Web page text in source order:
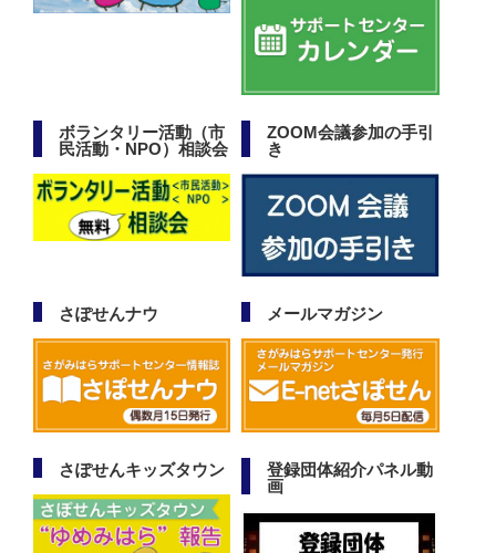
ボランタリー活動（市
民活動・NPO）相談会
ZOOM会議参加の手引
き
さぽせんナウ メールマガジン
さぽせんキッズタウン
登録団体紹介パネル動
画